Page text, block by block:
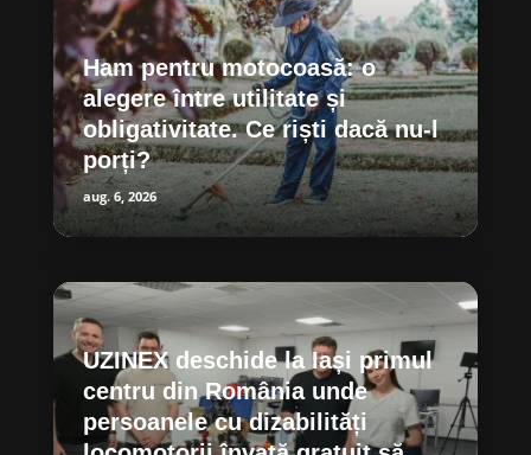
Ham pentru motocoasă: o
alegere între utilitate și
obligativitate. Ce riști dacă nu-l
porți?
aug. 6, 2026
UZINEX deschide la Iași primul
centru din România unde
persoanele cu dizabilități